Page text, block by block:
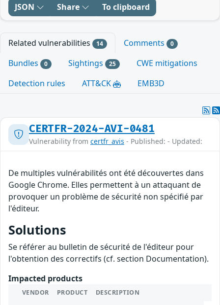
JSON Share To clipboard
Related vulnerabilities 14 Comments 0
Bundles 0 Sightings 25
CWE mitigations
Detection rules
ATT&CK EMB3D
CERTFR-2024-AVI-0481
Vulnerability from certfr_avis - Published: - Updated:
De multiples vulnérabilités ont été découvertes dans
Google Chrome. Elles permettent à un attaquant de
provoquer un problème de sécurité non spécifié par
l'éditeur.
Solutions
Se référer au bulletin de sécurité de l'éditeur pour
l'obtention des correctifs (cf. section Documentation).
Impacted products
VENDOR PRODUCT DESCRIPTION